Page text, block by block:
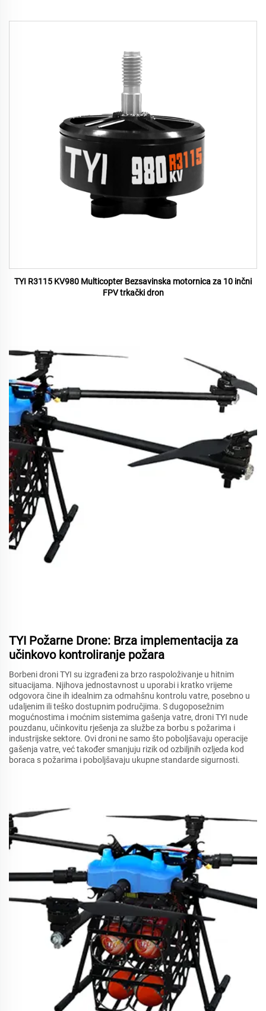
TYI R3115 KV980 Multicopter Bezsavinska motornica za 10 inčni
FPV trkački dron
TYI Požarne Drone: Brza implementacija za
učinkovo kontroliranje požara
Borbeni droni TYI su izgrađeni za brzo raspoloživanje u hitnim
situacijama. Njihova jednostavnost u uporabi i kratko vrijeme
odgovora čine ih idealnim za odmahšnu kontrolu vatre, posebno u
udaljenim ili teško dostupnim područjima. S dugoposežnim
mogućnostima i moćnim sistemima gašenja vatre, droni TYI nude
pouzdanu, učinkovitu rješenja za službe za borbu s požarima i
industrijske sektore. Ovi droni ne samo što poboljšavaju operacije
gašenja vatre, već također smanjuju rizik od ozbiljnih ozljeda kod
boraca s požarima i poboljšavaju ukupne standarde sigurnosti.